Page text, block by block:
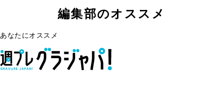
編集部のオススメ
あなたにオススメ